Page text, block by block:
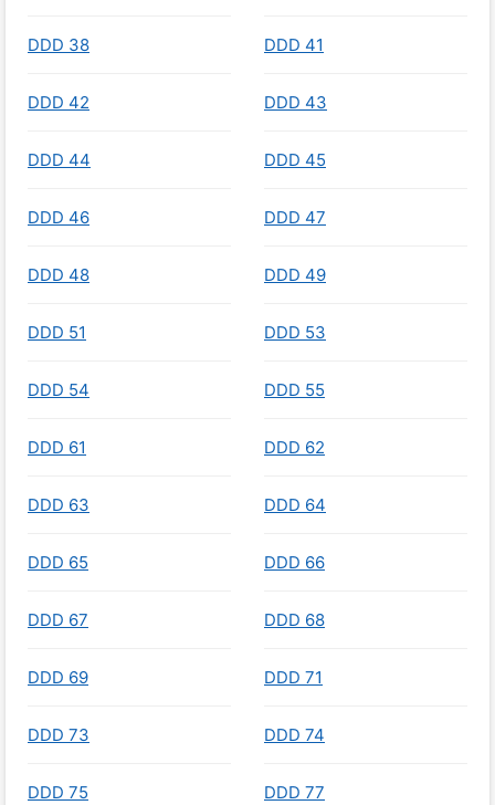
DDD 38 DDD 41
DDD 42 DDD 43
DDD 44 DDD 45
DDD 46 DDD 47
DDD 48 DDD 49
DDD 51 DDD 53
DDD 54 DDD 55
DDD 61 DDD 62
DDD 63 DDD 64
DDD 65 DDD 66
DDD 67 DDD 68
DDD 69 DDD 71
DDD 73 DDD 74
DDD 75 DDD 77